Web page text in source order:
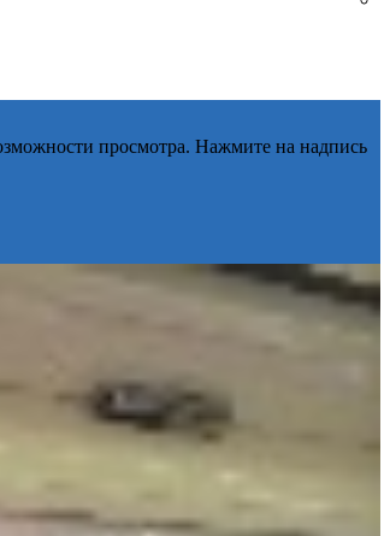
просмотра. Нажмите на надпись